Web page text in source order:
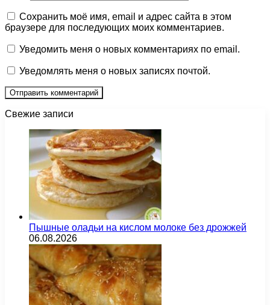
Сохранить моё имя, email и адрес сайта в этом
браузере для последующих моих комментариев.
Уведомить меня о новых комментариях по email.
Уведомлять меня о новых записях почтой.
Свежие записи
Пышные оладьи на кислом молоке без дрожжей
06.08.2026